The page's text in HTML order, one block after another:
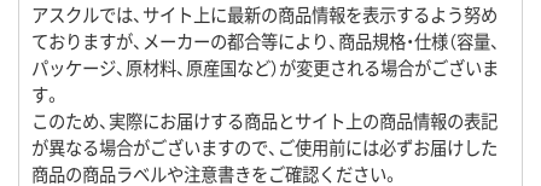
アスクルでは、サイト上に最新の商品情報を表示するよう努め
ておりますが、メーカーの都合等により、商品規格・仕様（容量、
パッケージ、原材料、原産国など）が変更される場合がございま
す。
このため、実際にお届けする商品とサイト上の商品情報の表記
が異なる場合がございますので、ご使用前には必ずお届けした
商品の商品ラベルや注意書きをご確認ください。